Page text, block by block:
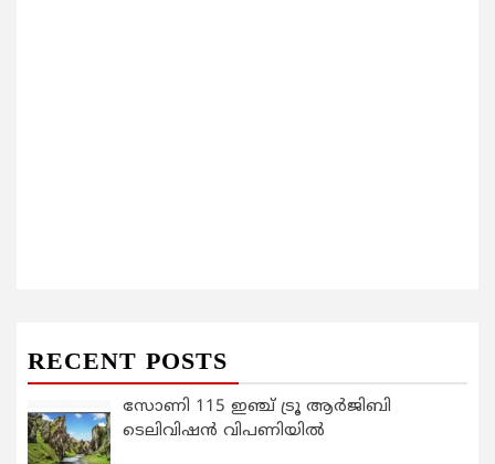
RECENT POSTS
സോണി 115 ഇഞ്ച് ട്രൂ ആർജിബി
ടെലിവിഷൻ വിപണിയിൽ